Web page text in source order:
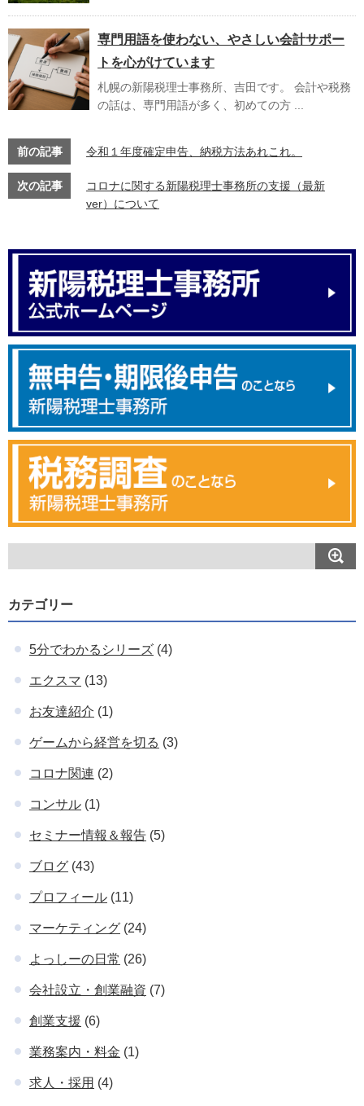
専門用語を使わない、やさしい会計サポー
トを心がけています
札幌の新陽税理士事務所、吉田です。 会計や税務
の話は、専門用語が多く、初めての方 ...
前の記事 令和１年度確定申告、納税方法あれこれ。
次の記事
コロナに関する新陽税理士事務所の支援（最新
ver）について
カテゴリー
5分でわかるシリーズ (4)
エクスマ (13)
お友達紹介 (1)
ゲームから経営を切る (3)
コロナ関連 (2)
コンサル (1)
セミナー情報＆報告 (5)
ブログ (43)
プロフィール (11)
マーケティング (24)
よっしーの日常 (26)
会社設立・創業融資 (7)
創業支援 (6)
業務案内・料金 (1)
求人・採用 (4)